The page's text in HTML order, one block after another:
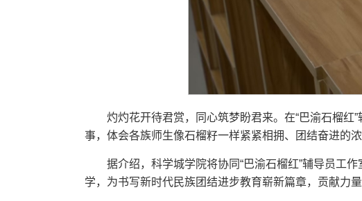
灼灼花开待君赏，同心筑梦盼君来。在“巴渝石榴
事，体会各族师生像石榴籽一样紧紧相拥、团结奋进的浓
据介绍，科学城学院将协同“巴渝石榴红”辅导员工
学，为书写新时代民族团结进步教育崭新篇章，贡献力量